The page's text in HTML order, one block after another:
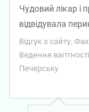
Бажаємо
Чудовий лікар і
відвідувала
максимально
цікаво було
отримані фото
Відгук з сайту.
Ведення
Печерську